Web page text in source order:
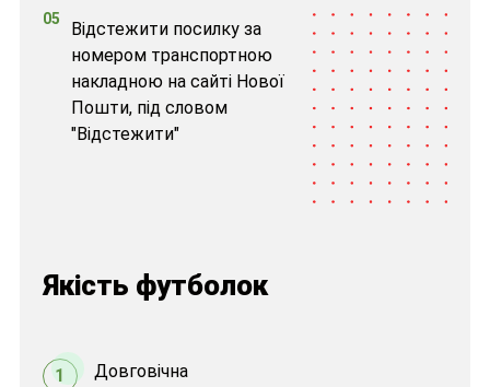
05
Відстежити посилку за
номером транспортною
накладною на сайті Нової
Пошти, під словом
"Відстежити"
Якість футболок
1 Довговічна